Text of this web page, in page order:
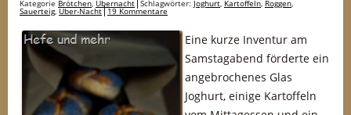
Kategorie Brötchen, Übernacht Schlagwörter: Joghurt, Kartoffeln, Roggen,
Sauerteig,Über-Nacht 19 Kommentare
Eine kurze Inventur am
Samstagabend förderte ein
angebrochenes Glas
Joghurt, einige Kartoffeln